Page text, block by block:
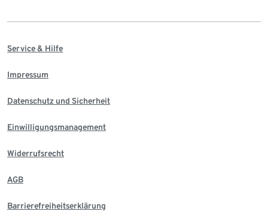
Service & Hilfe
Impressum
Datenschutz und Sicherheit
Einwilligungsmanagement
Widerrufsrecht
AGB
Barrierefreiheitserklärung